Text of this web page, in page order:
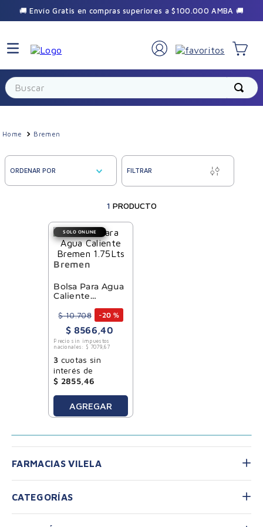
🚚 Envío Gratis en compras superiores a $100.000 AMBA 🚚
Buscar
Bremen
ORDENAR POR FILTRAR
1 PRODUCTO
SOLO ONLINE
Bremen
Bolsa Para Agua
Caliente
$ 10.708 -20 %
$ 8566,40
Precio sin impuestos
nacionales: $ 7079,67
3 cuotas sin
interés de
$ 2855,46
AGREGAR
FARMACIAS VILELA
CATEGORÍAS
×
🎁 Sumate a la comunidad Vilela
Recibí promos exclusivas y beneficios
especiales durante el año.